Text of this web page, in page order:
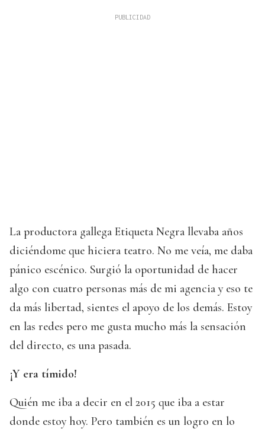
La productora gallega Etiqueta Negra llevaba años
diciéndome que hiciera teatro. No me veía, me daba
pánico escénico. Surgió la oportunidad de hacer
algo con cuatro personas más de mi agencia y eso te
da más libertad, sientes el apoyo de los demás. Estoy
en las redes pero me gusta mucho más la sensación
del directo, es una pasada.
¡Y era tímido!
Quién me iba a decir en el 2015 que iba a estar
donde estoy hoy. Pero también es un logro en lo